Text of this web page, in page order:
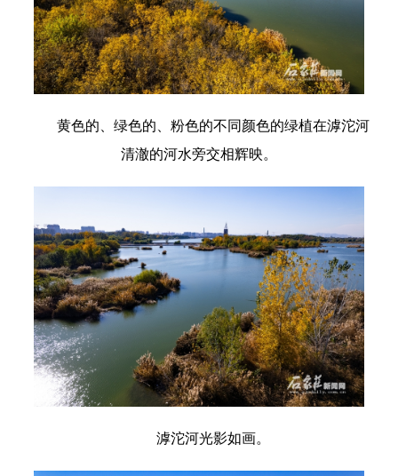
黄色的、绿色的、粉色的不同颜色的绿植在滹沱河
清澈的河水旁交相辉映。
滹沱河光影如画。